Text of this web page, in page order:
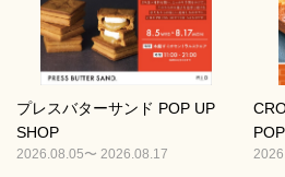
プレスバターサンド POP UP
SHOP
2026.08.05〜 2026.08.17